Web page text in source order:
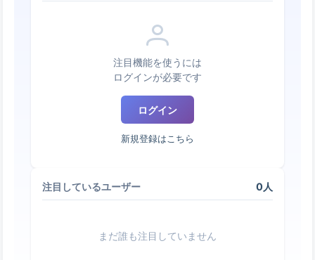
注目機能を使うには
ログインが必要です
ログイン
新規登録はこちら
注目しているユーザー 0人
まだ誰も注目していません